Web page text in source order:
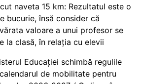
naveta 15 km: Rezultatul este o
bucurie, însă consider că
valoare a unui profesor se
la clasă, în relația cu elevii
Educației schimbă regulile
de mobilitate pentru